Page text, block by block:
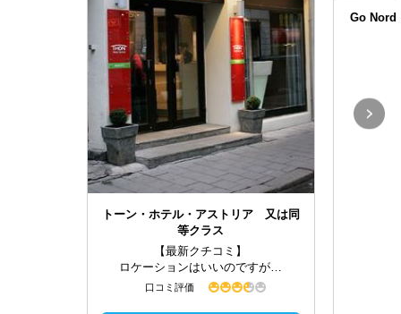
トーン・ホテル・アストリア 又は同
等クラス
【最新クチコミ】
ロケーションはいいのですが…
口コミ評価
Go